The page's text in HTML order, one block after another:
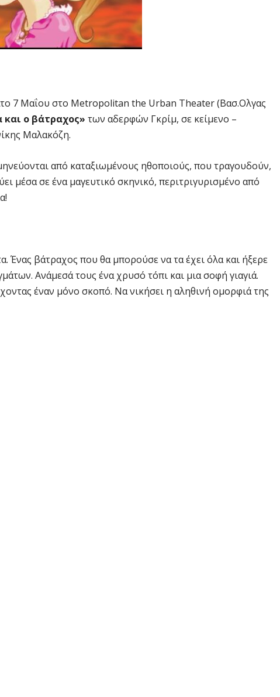
7 Μαΐου στο Metropolitan the Urban Theater (Βασ.Ολγας
και ο βάτραχος» των αδερφών Γκρίμ, σε κείμενο –
Μαλακόζη.
από καταξιωμένους ηθοποιούς, που τραγουδούν,
μέσα σε ένα μαγευτικό σκηνικό, περιτριγυρισμένο από
Ένας βάτραχος που θα μπορούσε να τα έχει όλα και ήξερε
Ανάμεσά τους ένα χρυσό τόπι και μια σοφή γιαγιά.
έναν μόνο σκοπό. Να νικήσει η αληθινή ομορφιά της